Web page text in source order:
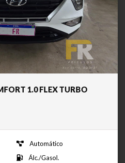
1.0 FLEX TURBO
Automático
Álc./Gasol.